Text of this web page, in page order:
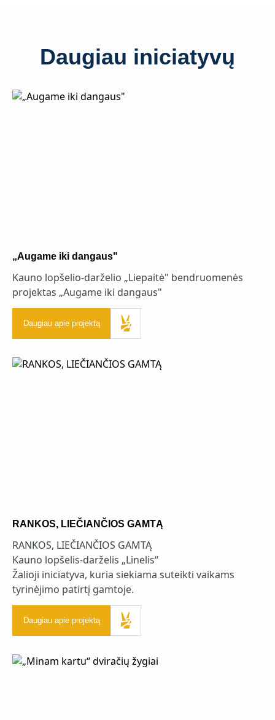
Daugiau iniciatyvų
„Augame iki dangaus"
Kauno lopšelio-darželio „Liepaitė" bendruomenės
projektas „Augame iki dangaus"
Daugiau apie projektą
RANKOS, LIEČIANČIOS GAMTĄ
RANKOS, LIEČIANČIOS GAMTĄ
Kauno lopšelis-darželis „Linelis“
Žalioji iniciatyva, kuria siekiama suteikti vaikams
tyrinėjimo patirtį gamtoje.
Daugiau apie projektą